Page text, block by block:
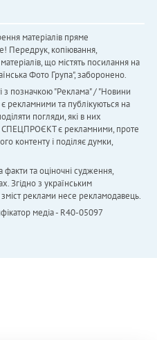
матеріалів пряме
Передрук, копіювання,
що містять посилання на
Фото Група", заборонено.
з позначкою "Реклама" / "Новини
рекламними та публікуються на
погляди, які в них
СПЕЦПРОЄКТ є рекламними, проте
контенту і поділяє думки,
факти та оціночні судження,
Згідно з українським
зміст реклами несе рекламодавець.
медіа - R40-05097